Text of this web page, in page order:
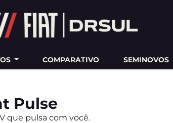
COMPARATIVO SEMINOVOS
Pulse
que pulsa com você.